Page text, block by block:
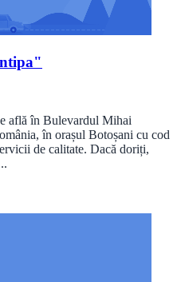
află în Bulevardul Mihai
în orașul Botoșani cu cod
de calitate. Dacă doriți,